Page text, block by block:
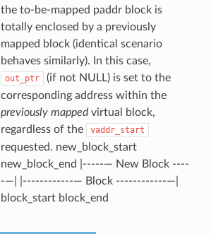
the to-be-mapped paddr block is
totally enclosed by a previously
mapped block (identical scenario
behaves similarly). In this case,
out_ptr
(if not NULL) is set to the
corresponding address within the
previously mappedvirtual block,
regardless of the
vaddr_start
requested. new_block_start
new_block_end |-----— New Block ----
-—| |------------— Block ------------—|
block_start block_end